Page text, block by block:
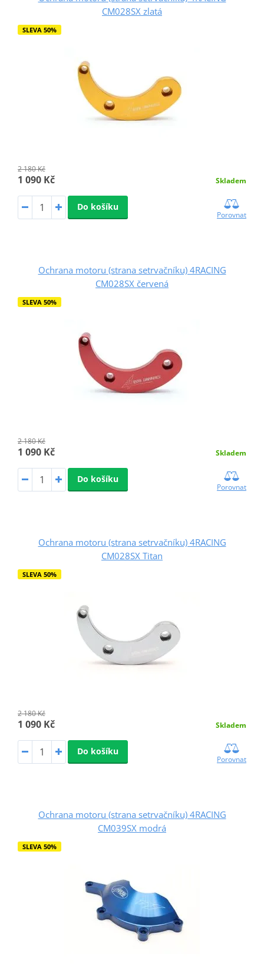
CM028SX zlatá
SLEVA 50%
2 180 Kč
1 090 Kč Skladem
Do košíku
Porovnat
Ochrana motoru (strana setrvačníku) 4RACING
CM028SX červená
SLEVA 50%
2 180 Kč
1 090 Kč Skladem
Do košíku
Porovnat
Ochrana motoru (strana setrvačníku) 4RACING
CM028SX Titan
SLEVA 50%
2 180 Kč
1 090 Kč Skladem
Do košíku
Porovnat
Ochrana motoru (strana setrvačníku) 4RACING
CM039SX modrá
SLEVA 50%